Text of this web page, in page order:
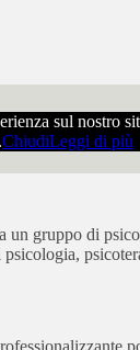
sul nostro
ChiudiLeggi di più
gruppo di